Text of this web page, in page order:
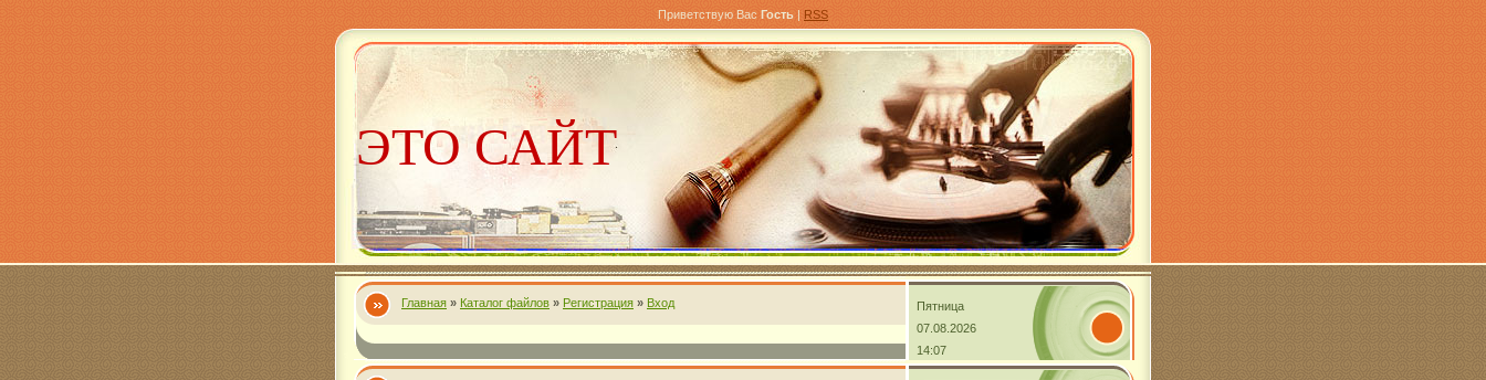
Приветствую Вас Гость | RSS
ЭТО САЙТ
Александра
Главная » Каталог файлов » Регистрация » Вход
Пятница
07.08.2026
14:07